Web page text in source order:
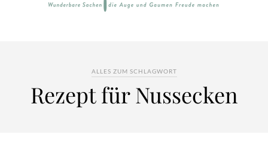
ALLES ZUM SCHLAGWORT
Rezept für Nussecken